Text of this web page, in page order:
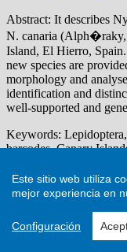
Este sitio web utiliza
mejor experiencia en
Configuración